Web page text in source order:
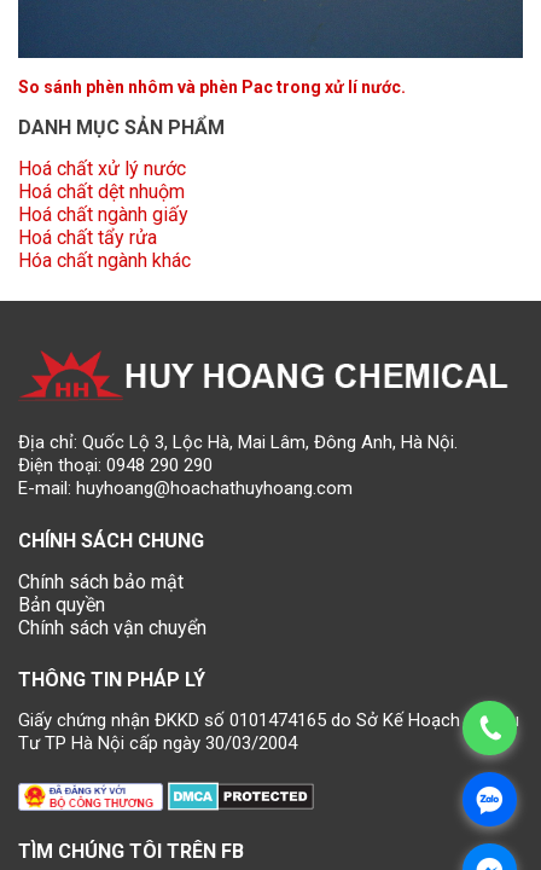
So sánh phèn nhôm và phèn Pac trong xử lí nước.
DANH MỤC SẢN PHẨM
Hoá chất xử lý nước
Hoá chất dệt nhuộm
Hoá chất ngành giấy
Hoá chất tẩy rửa
Hóa chất ngành khác
Địa chỉ: Quốc Lộ 3, Lộc Hà, Mai Lâm, Đông Anh, Hà Nội.
Điện thoại: 0948 290 290
E-mail: huyhoang@hoachathuyhoang.com
CHÍNH SÁCH CHUNG
Chính sách bảo mật
Bản quyền
Chính sách vận chuyển
THÔNG TIN PHÁP LÝ
Giấy chứng nhận ĐKKD số 0101474165 do Sở Kế Hoạch và Đầu
Tư TP Hà Nội cấp ngày 30/03/2004
TÌM CHÚNG TÔI TRÊN FB